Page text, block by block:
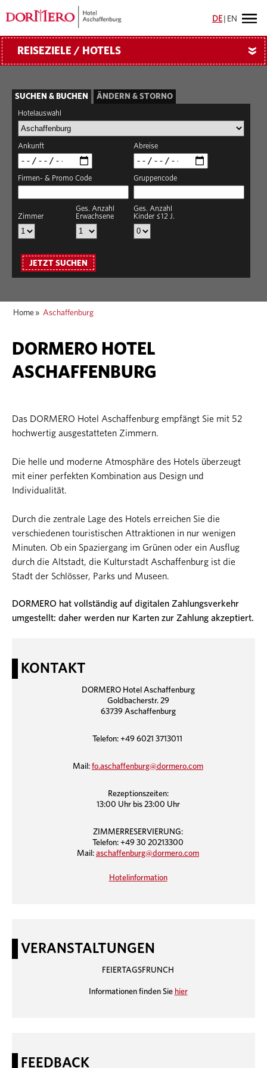
DE EN
REISEZIELE / HOTELS »
SUCHEN & BUCHEN ÄNDERN & STORNO
Hotelauswahl
Ankunft Abreise
Firmen- & Promo Code Gruppencode
Zimmer
Ges. Anzahl
Erwachsene
Ges. Anzahl
Kinder ≤12 J.
JETZT SUCHEN
Home » Aschaffenburg
DORMERO HOTEL
ASCHAFFENBURG
Das DORMERO Hotel Aschaffenburg empfängt Sie mit 52
hochwertig ausgestatteten Zimmern.
Die helle und moderne Atmosphäre des Hotels überzeugt
mit einer perfekten Kombination aus Design und
Individualität.
Durch die zentrale Lage des Hotels erreichen Sie die
verschiedenen touristischen Attraktionen in nur wenigen
Minuten. Ob ein Spaziergang im Grünen oder ein Ausflug
durch die Altstadt, die Kulturstadt Aschaffenburg ist die
Stadt der Schlösser, Parks und Museen.
DORMERO hat vollständig auf digitalen Zahlungsverkehr
umgestellt: daher werden nur Karten zur Zahlung akzeptiert.
KONTAKT
DORMERO Hotel Aschaffenburg
Goldbacherstr. 29
63739 Aschaffenburg
Telefon: +49 6021 3713011
Mail: fo.aschaffenburg@dormero.com
Rezeptionszeiten:
13:00 Uhr bis 23:00 Uhr
ZIMMERRESERVIERUNG:
Telefon: +49 30 20213300
Mail: aschaffenburg@dormero.com
Hotelinformation
VERANSTALTUNGEN
FEIERTAGSFRUNCH
Informationen finden Sie hier
FEEDBACK